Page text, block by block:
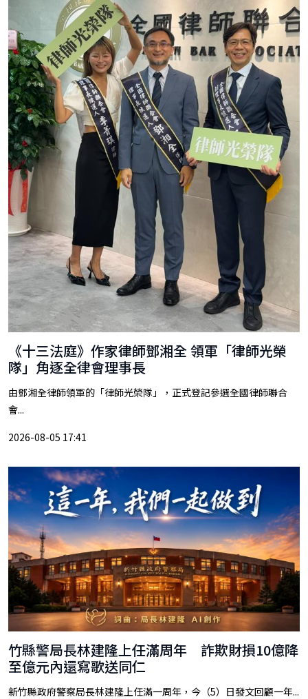
《十三法庭》作家律師鄧湘全 領軍「律師光榮
隊」角逐全律會理事長
由鄧湘全律師領軍的「律師光榮隊」，正式登記參選全國律師聯合
會...
2026-08-05 17:41
竹縣警局長林建隆上任滿周年 詐欺財損10億降
至億元內還寫歌送同仁
新竹縣政府警察局長林建隆上任滿一周年，今（5）日發文回顧一年...